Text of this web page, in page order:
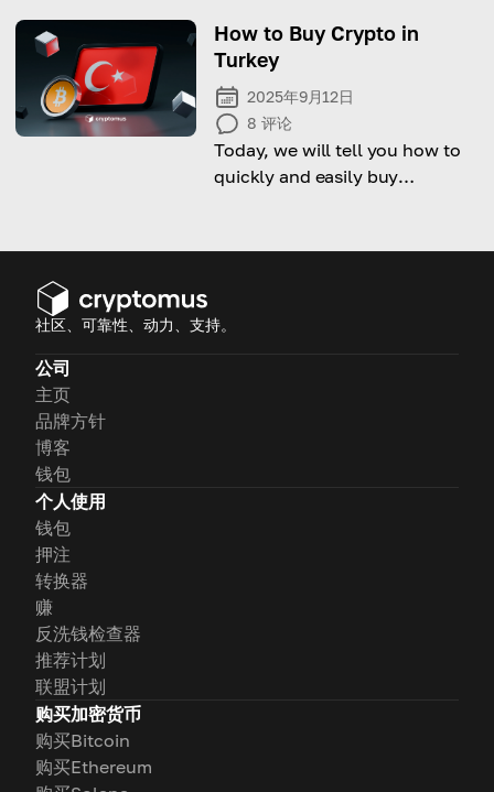
How to Buy Crypto in
Turkey
2025年9月12日
8 评论
Today, we will tell you how to
quickly and easily buy
社区、可靠性、动力、支持。
公司
主页
品牌方针
博客
钱包
个人使用
钱包
押注
转换器
赚
反洗钱检查器
推荐计划
联盟计划
购买加密货币
购买Bitcoin
购买Ethereum